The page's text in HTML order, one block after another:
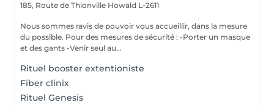
185, Route de Thionville Howald L-2611
Nous sommes ravis de pouvoir vous accueillir, dans la mesure
du possible. Pour des mesures de sécurité : -Porter un masque
et des gants -Venir seul au...
Rituel booster extentioniste
Fiber clinix
Rituel Genesis